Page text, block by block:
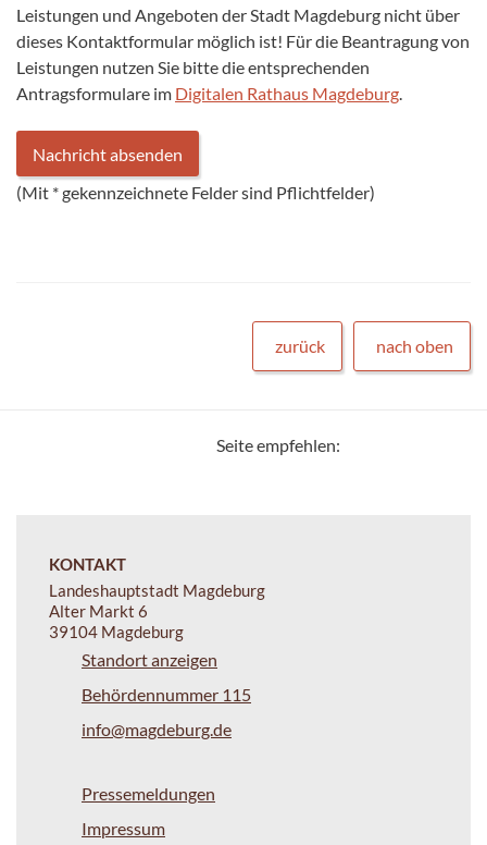
Leistungen und Angeboten der Stadt Magdeburg nicht über
dieses Kontaktformular möglich ist! Für die Beantragung von
Leistungen nutzen Sie bitte die entsprechenden
Antragsformulare im Digitalen Rathaus Magdeburg.
(Mit *gekennzeichnete Felder sind Pflichtfelder)
zurück nach oben
Seite empfehlen:
KONTAKT
Landeshauptstadt Magdeburg
Alter Markt 6
39104 Magdeburg
Standort anzeigen
Behördennummer 115
info@magdeburg.de
Pressemeldungen
Impressum